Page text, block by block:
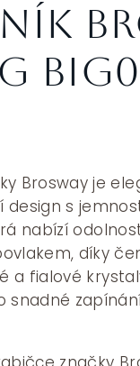
Kč.
Brosway je
s
nabízí
díky
a fialové
snadné